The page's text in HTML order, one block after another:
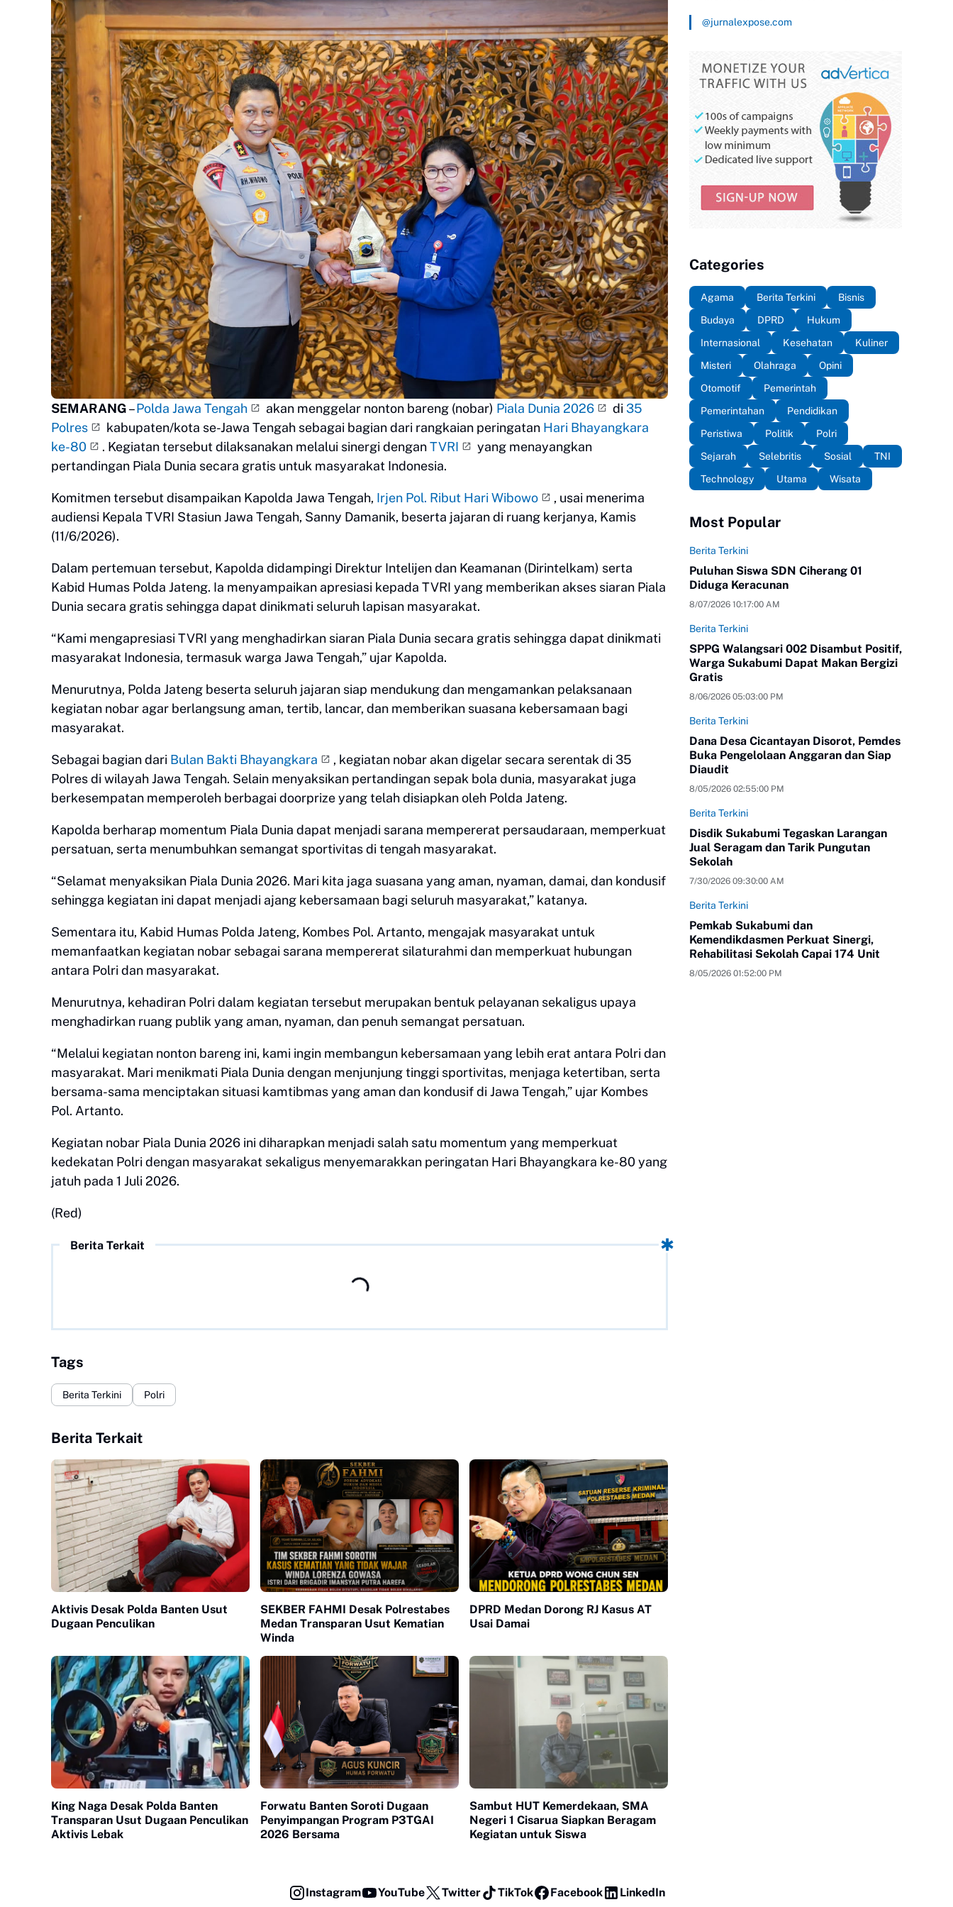
SEMARANG–Polda Jawa Tengah akan menggelar nonton bareng (nobar) Piala Dunia 2026 di 35
Polres
kabupaten/kota se-Jawa Tengah sebagai bagian dari rangkaian peringatan Hari Bhayangkara
ke-80
. Kegiatan tersebut dilaksanakan melalui sinergi denganTVRI
yang menayangkan
pertandingan Piala Dunia secara gratis untuk masyarakat Indonesia.
Komitmen tersebut disampaikan Kapolda Jawa Tengah, Irjen Pol. Ribut Hari Wibowo
, usai menerima
audiensi Kepala TVRI Stasiun Jawa Tengah, Sanny Damanik, beserta jajaran di ruang kerjanya, Kamis
(11/6/2026).
Dalam pertemuan tersebut, Kapolda didampingi Direktur Intelijen dan Keamanan (Dirintelkam) serta
Kabid Humas Polda Jateng. Ia menyampaikan apresiasi kepada TVRI yang memberikan akses siaran Piala
Dunia secara gratis sehingga dapat dinikmati seluruh lapisan masyarakat.
“Kami mengapresiasi TVRI yang menghadirkan siaran Piala Dunia secara gratis sehingga dapat dinikmati
masyarakat Indonesia, termasuk warga Jawa Tengah,” ujar Kapolda.
Menurutnya, Polda Jateng beserta seluruh jajaran siap mendukung dan mengamankan pelaksanaan
kegiatan nobar agar berlangsung aman, tertib, lancar, dan memberikan suasana kebersamaan bagi
masyarakat.
Sebagai bagian dari Bulan Bakti Bhayangkara
, kegiatan nobar akan digelar secara serentak di 35
Polres di wilayah Jawa Tengah. Selain menyaksikan pertandingan sepak bola dunia, masyarakat juga
berkesempatan memperoleh berbagai doorprize yang telah disiapkan oleh Polda Jateng.
Kapolda berharap momentum Piala Dunia dapat menjadi sarana mempererat persaudaraan, memperkuat
persatuan, serta menumbuhkan semangat sportivitas di tengah masyarakat.
“Selamat menyaksikan Piala Dunia 2026. Mari kita jaga suasana yang aman, nyaman, damai, dan kondusif
sehingga kegiatan ini dapat menjadi ajang kebersamaan bagi seluruh masyarakat,” katanya.
Sementara itu, Kabid Humas Polda Jateng, Kombes Pol. Artanto, mengajak masyarakat untuk
memanfaatkan kegiatan nobar sebagai sarana mempererat silaturahmi dan memperkuat hubungan
antara Polri dan masyarakat.
Menurutnya, kehadiran Polri dalam kegiatan tersebut merupakan bentuk pelayanan sekaligus upaya
menghadirkan ruang publik yang aman, nyaman, dan penuh semangat persatuan.
“Melalui kegiatan nonton bareng ini, kami ingin membangun kebersamaan yang lebih erat antara Polri dan
masyarakat. Mari menikmati Piala Dunia dengan menjunjung tinggi sportivitas, menjaga ketertiban, serta
bersama-sama menciptakan situasi kamtibmas yang aman dan kondusif di Jawa Tengah,” ujar Kombes
Pol. Artanto.
Kegiatan nobar Piala Dunia 2026 ini diharapkan menjadi salah satu momentum yang memperkuat
kedekatan Polri dengan masyarakat sekaligus menyemarakkan peringatan Hari Bhayangkara ke-80 yang
jatuh pada 1 Juli 2026.
(Red)
Berita Terkait
Tags
Berita Terkini Polri
Berita Terkait
Aktivis Desak Polda Banten Usut
Dugaan Penculikan
SEKBER FAHMI Desak Polrestabes
Medan Transparan Usut Kematian
Winda
DPRD Medan Dorong RJ Kasus AT
Usai Damai
King Naga Desak Polda Banten
Transparan Usut Dugaan Penculikan
Aktivis Lebak
Forwatu Banten Soroti Dugaan
Penyimpangan Program P3TGAI
2026 Bersama
Sambut HUT Kemerdekaan, SMA
Negeri 1 Cisarua Siapkan Beragam
Kegiatan untuk Siswa
@jurnalexpose.com
Categories
Agama Berita Terkini
Bisnis
Budaya
DPRD
Hukum
Internasional
Kesehatan
Kuliner
Misteri
Olahraga
Opini
Otomotif
Pemerintah
Pemerintahan
Pendidikan
Peristiwa
Politik
Polri
Sejarah
Selebritis Sosial
TNI
Technology
Utama Wisata
Most Popular
Berita Terkini
Puluhan Siswa SDN Ciherang 01
Diduga Keracunan
8/07/2026 10:17:00 AM
Berita Terkini
SPPG Walangsari 002 Disambut Positif,
Warga Sukabumi Dapat Makan Bergizi
Gratis
8/06/2026 05:03:00 PM
Berita Terkini
Dana Desa Cicantayan Disorot, Pemdes
Buka Pengelolaan Anggaran dan Siap
Diaudit
8/05/2026 02:55:00 PM
Berita Terkini
Disdik Sukabumi Tegaskan Larangan
Jual Seragam dan Tarik Pungutan
Sekolah
7/30/2026 09:30:00 AM
Berita Terkini
Pemkab Sukabumi dan
Kemendikdasmen Perkuat Sinergi,
Rehabilitasi Sekolah Capai 174 Unit
8/05/2026 01:52:00 PM
Instagram YouTube Twitter TikTok Facebook LinkedIn